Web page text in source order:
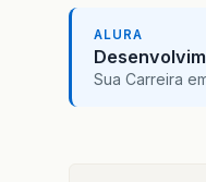
ALURA
Sua Carreira